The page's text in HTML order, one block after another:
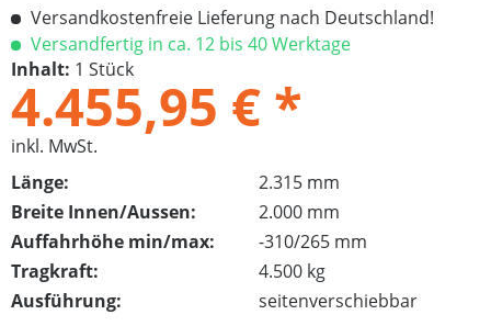
Versandkostenfreie Lieferung nach Deutschland!
Versandfertig in ca. 12 bis 40 Werktage
Inhalt: 1 Stück
4.455,95 € *
inkl. MwSt.
Länge:
2.315 mm
Breite Innen/Aussen:
2.000 mm
Auffahrhöhe min/max:
-310/265 mm
Tragkraft:
4.500 kg
Ausführung:
seitenverschiebbar